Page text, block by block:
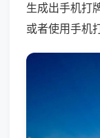
生成出手机打
或者使用手机